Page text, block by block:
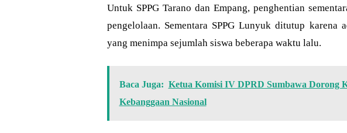
Untuk SPPG Tarano dan Empang, penghentian
pengelolaan. Sementara SPPG Lunyuk ditutup karena
yang menimpa sejumlah siswa beberapa waktu lalu.
Baca Juga: Ketua Komisi IV DPRD Sumbawa Dorong
Kebanggaan Nasional